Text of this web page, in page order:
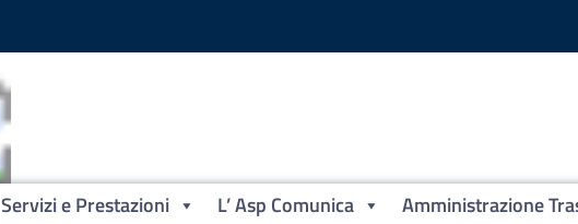
Servizi e Prestazioni L’ Asp Comunica Amministrazione